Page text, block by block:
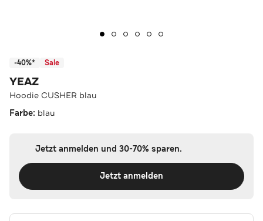
-40%* Sale
YEAZ
Hoodie CUSHER blau
Farbe: blau
Jetzt anmelden und 30-70% sparen.
Jetzt anmelden